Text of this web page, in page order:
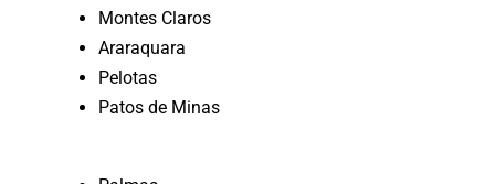
Montes Claros
Araraquara
Pelotas
Patos de Minas